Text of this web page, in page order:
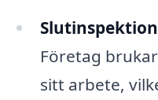
Företag
sitt arbete,